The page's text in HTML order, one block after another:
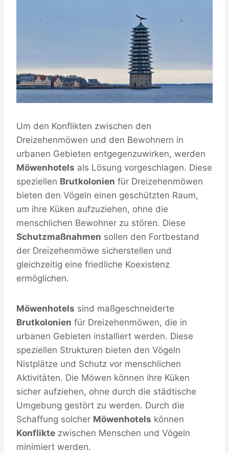
Um den Konflikten zwischen den
Dreizehenmöwen und den Bewohnern in
urbanen Gebieten entgegenzuwirken, werden
Möwenhotels als Lösung vorgeschlagen. Diese
speziellen Brutkolonien für Dreizehenmöwen
bieten den Vögeln einen geschützten Raum,
um ihre Küken aufzuziehen, ohne die
menschlichen Bewohner zu stören. Diese
Schutzmaßnahmen sollen den Fortbestand
der Dreizehenmöwe sicherstellen und
gleichzeitig eine friedliche Koexistenz
ermöglichen.
Möwenhotels sind maßgeschneiderte
Brutkolonien für Dreizehenmöwen, die in
urbanen Gebieten installiert werden. Diese
speziellen Strukturen bieten den Vögeln
Nistplätze und Schutz vor menschlichen
Aktivitäten. Die Möwen können ihre Küken
sicher aufziehen, ohne durch die städtische
Umgebung gestört zu werden. Durch die
Schaffung solcher Möwenhotels können
Konflikte zwischen Menschen und Vögeln
minimiert werden.